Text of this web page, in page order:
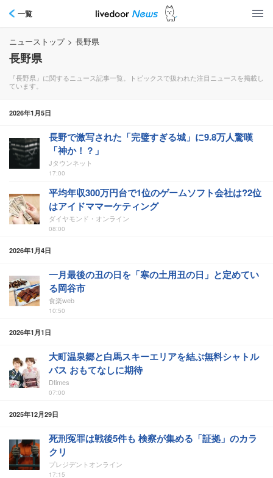
一覧
ニューストップ > 長野県
長野県
『長野県』に関するニュース記事一覧。トピックスで扱われた注目ニュースを掲載し
ています。
2026年1月5日
長野で激写された「完璧すぎる城」に9.8万人驚嘆
「神か！？」
Jタウンネット
17:00
平均年収300万円台で1位のゲームソフト会社は?2位
はアイドママーケティング
ダイヤモンド・オンライン
08:00
2026年1月4日
一月最後の丑の日を「寒の土用丑の日」と定めてい
る岡谷市
食楽web
10:50
2026年1月1日
大町温泉郷と白馬スキーエリアを結ぶ無料シャトル
バス おもてなしに期待
Dtimes
07:00
2025年12月29日
死刑冤罪は戦後5件も 検察が集める「証拠」のカラ
クリ
プレジデントオンライン
17:15